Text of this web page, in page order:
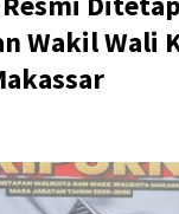
Wakil Wali